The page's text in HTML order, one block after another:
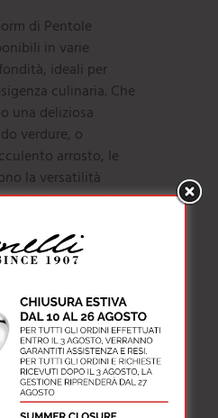
di Pentole
in varie
ideali per
culinaria. Che
una deliziosa
verdure, o
arrosto, le
la versatilità
tipo di piatto. Le
funzionali,
praticità per la
e il servizio dei
o
gli alimenti
efficiente.
nostra collezione è